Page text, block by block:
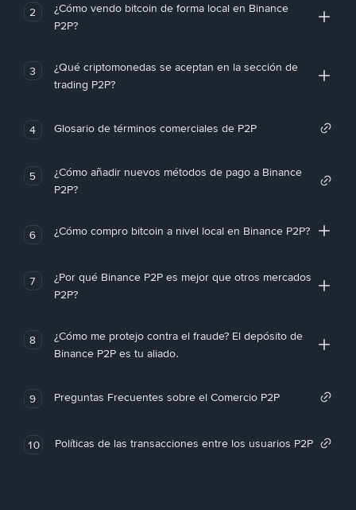
2
¿Cómo vendo bitcoin de forma local en Binance
P2P?
3
¿Qué criptomonedas se aceptan en la sección de
trading P2P?
4 Glosario de términos comerciales de P2P
5
¿Cómo añadir nuevos métodos de pago a Binance
P2P?
6 ¿Cómo compro bitcoin a nivel local en Binance P2P?
7
¿Por qué Binance P2P es mejor que otros mercados
P2P?
8
¿Cómo me protejo contra el fraude? El depósito de
Binance P2P es tu aliado.
9 Preguntas Frecuentes sobre el Comercio P2P
10 Políticas de las transacciones entre los usuarios P2P